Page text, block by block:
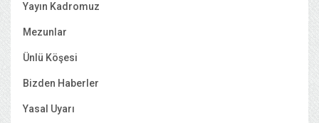
Yayın Kadromuz
Mezunlar
Ünlü Köşesi
Bizden Haberler
Yasal Uyarı